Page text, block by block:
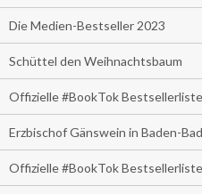
Die Medien-Bestseller 2023
Schüttel den Weihnachtsbaum
Offizielle #BookTok
Erzbischof Gänswein in Baden-
Offizielle #BookTok